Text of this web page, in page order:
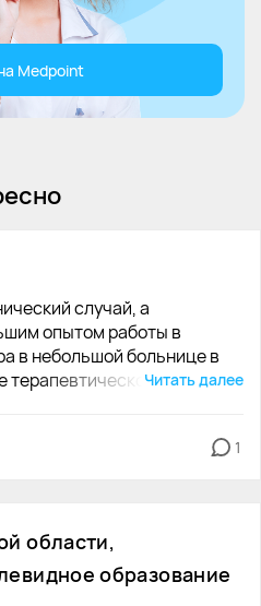
Medpoint
случай, а
опытом работы в
в небольшой больнице в
терапевтического
проблема, с которой
работа гериатра. Первым
с социальной
Читать далее
1
области,
образование